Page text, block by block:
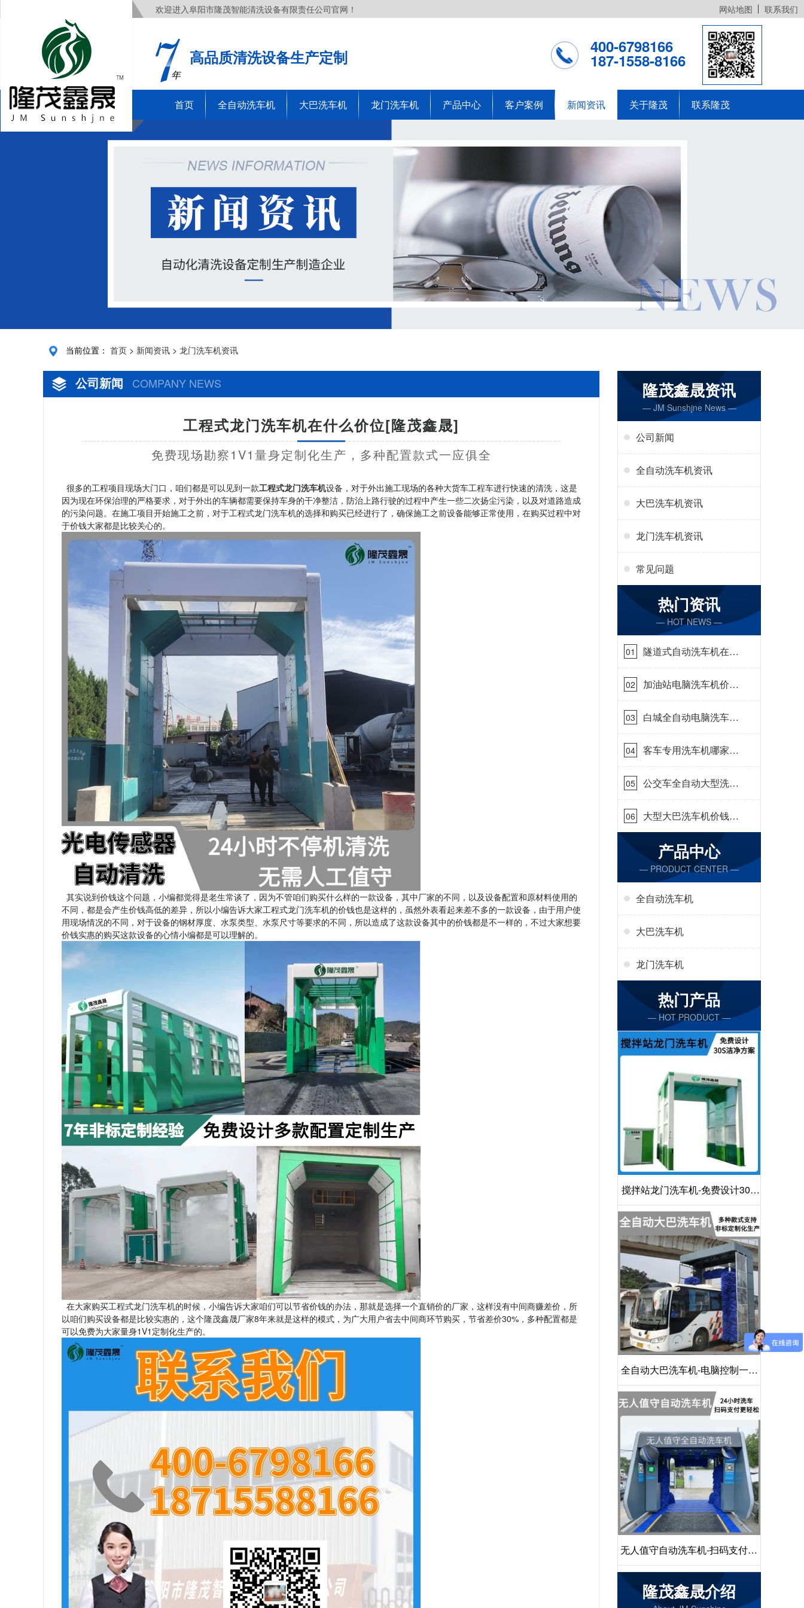
欢迎进入阜阳市隆茂智能清洗设备有限责任公司官网！ 网站地图 联系我们
年
高品质清洗设备生产定制
400-6798166
187-1558-8166
首页 全自动洗车机 大巴洗车机 龙门洗车机 产品中心 客户案例 新闻资讯 关于隆茂 联系隆茂
当前位置： 首页 > 新闻资讯 > 龙门洗车机资讯
公司新闻 COMPANY NEWS
工程式龙门洗车机在什么价位[隆茂鑫晟]
免费现场勘察1V1量身定制化生产，多种配置款式一应俱全
很多的工程项目现场大门口，咱们都是可以见到一款工程式龙门洗车机设备，对于外出施工现场的各种大货车工程车进行快速的清洗，这是
因为现在环保治理的严格要求，对于外出的车辆都需要保持车身的干净整洁，防治上路行驶的过程中产生一些二次扬尘污染，以及对道路造成
的污染问题。在施工项目开始施工之前，对于工程式龙门洗车机的选择和购买已经进行了，确保施工之前设备能够正常使用，在购买过程中对
于价钱大家都是比较关心的。
其实说到价钱这个问题，小编都觉得是老生常谈了，因为不管咱们购买什么样的一款设备，其中厂家的不同，以及设备配置和原材料使用的
不同，都是会产生价钱高低的差异，所以小编告诉大家工程式龙门洗车机的价钱也是这样的，虽然外表看起来差不多的一款设备，由于用户使
用现场情况的不同，对于设备的钢材厚度、水泵类型、水泵尺寸等要求的不同，所以造成了这款设备其中的价钱都是不一样的，不过大家想要
价钱实惠的购买这款设备的心情小编都是可以理解的。
在大家购买工程式龙门洗车机的时候，小编告诉大家咱们可以节省价钱的办法，那就是选择一个直销价的厂家，这样没有中间商赚差价，所
以咱们购买设备都是比较实惠的，这个隆茂鑫晟厂家8年来就是这样的模式，为广大用户省去中间商环节购买，节省差价30%，多种配置都是
可以免费为大家量身1V1定制化生产的。
隆茂鑫晟资讯
— JM Sunshjne News —
公司新闻
全自动洗车机资讯
大巴洗车机资讯
龙门洗车机资讯
常见问题
热门资讯
— HOT NEWS —
01
隧道式自动洗车机在哪
里购买[隆茂鑫晟]
02
加油站电脑洗车机价格
怎么样[隆茂鑫晟]
03
白城全自动电脑洗车
机-ADV防冻冬季正常
使用[隆茂鑫晟]
04
客车专用洗车机哪家的
好[隆茂鑫晟]
05
公交车全自动大型洗车
机什么价钱[隆茂鑫晟]
06
大型大巴洗车机价钱怎
么样[隆茂鑫晟]
产品中心
— PRODUCT CENTER —
全自动洗车机
大巴洗车机
龙门洗车机
热门产品
— HOT PRODUCT —
搅拌站龙门洗车机-免费设计30S
洁净方案[隆茂鑫晟]
全自动大巴洗车机-电脑控制一键
启动清洗[隆茂鑫晟]
无人值守自动洗车机-扫码支付24
小时不停机洗车[隆茂鑫晟]
隆茂鑫晟介绍